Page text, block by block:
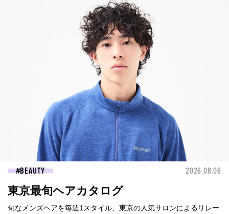
BEAUTY 2026.08.06
東京最旬ヘアカタログ
旬なメンズヘアを毎週1スタイル、東京の人気サロンによるリレー